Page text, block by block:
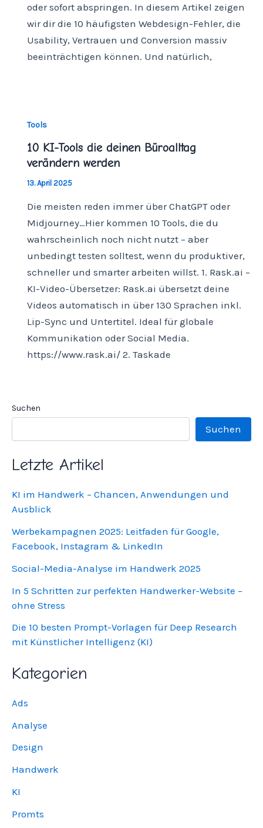
oder sofort abspringen. In diesem Artikel zeigen
wir dir die 10 häufigsten Webdesign-Fehler, die
Usability, Vertrauen und Conversion massiv
beeinträchtigen können. Und natürlich,
Tools
10 KI-Tools die deinen Büroalltag
verändern werden
13. April 2025
Die meisten reden immer über ChatGPT oder
Midjourney…Hier kommen 10 Tools, die du
wahrscheinlich noch nicht nutzt – aber
unbedingt testen solltest, wenn du produktiver,
schneller und smarter arbeiten willst. 1. Rask.ai –
KI-Video-Übersetzer: Rask.ai übersetzt deine
Videos automatisch in über 130 Sprachen inkl.
Lip-Sync und Untertitel. Ideal für globale
Kommunikation oder Social Media.
https://www.rask.ai/ 2. Taskade
Suchen
Suchen
Letzte Artikel
KI im Handwerk – Chancen, Anwendungen und
Ausblick
Werbekampagnen 2025: Leitfaden für Google,
Facebook, Instagram & LinkedIn
Social-Media-Analyse im Handwerk 2025
In 5 Schritten zur perfekten Handwerker-Website –
ohne Stress
Die 10 besten Prompt-Vorlagen für Deep Research
mit Künstlicher Intelligenz (KI)
Kategorien
Ads
Analyse
Design
Handwerk
KI
Promts